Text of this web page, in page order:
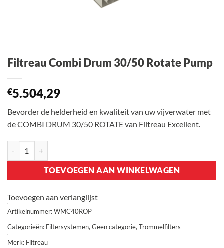
Filtreau Combi Drum 30/50 Rotate Pump
€5.504,29
Bevorder de helderheid en kwaliteit van uw vijverwater met
de COMBI DRUM 30/50 ROTATE van Filtreau Excellent.
TOEVOEGEN AAN WINKELWAGEN
Toevoegen aan verlanglijst
Artikelnummer:WMC40ROP
Categorieën: Filtersystemen, Geen categorie, Trommelfilters
Merk: Filtreau